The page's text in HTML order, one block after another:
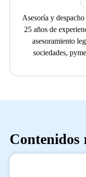
Asesoría y
25 años de
asesoramiento
sociedades,
Contenidos